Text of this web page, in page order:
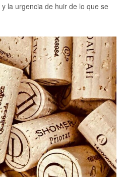
la urgencia de huir de lo que se